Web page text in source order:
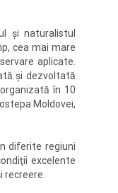
şi naturalistul
cea mai mare
aplicate.
şi dezvoltată
în 10
Moldovei,
diferite regiuni
excelente
recreere.